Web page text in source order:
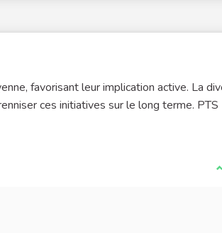
favorisant leur implication active. La
ces initiatives sur le long terme. PTS